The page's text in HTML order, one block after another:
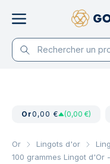
Or0,00 € (0,00 €)
Or Lingots d'or
100 grammes Lingot d'Or